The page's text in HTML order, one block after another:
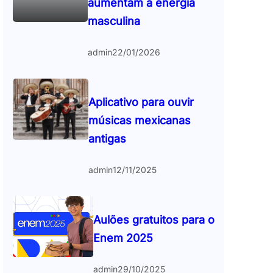
aumentam a energia
masculina
admin22/01/2026
Aplicativo para ouvir
músicas mexicanas
antigas
admin12/11/2025
Aulões gratuitos para o
Enem 2025
admin29/10/2025